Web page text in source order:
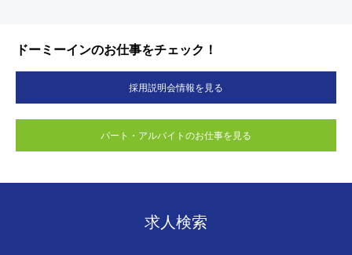
ドーミーインのお仕事をチェック！
採用説明会情報を見る
パート・アルバイトのお仕事を見る
求人検索